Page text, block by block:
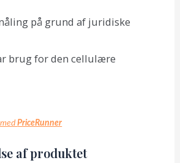
på grund af juridiske
brug for den cellulære
medPriceRunner
af produktet